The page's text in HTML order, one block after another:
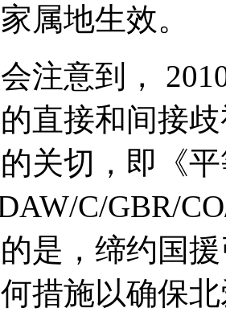
属地生效。
注意到，
直接和间接
关切，即《
C/GBR/
是，缔约国
措施以确保